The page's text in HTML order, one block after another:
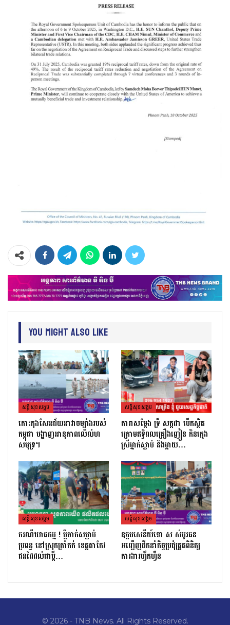
You Might Also Like
សន្តិសុខសង្គម
កោះកុងសែនជ័យនាវាចម្បាំងរបស់
កម្ពុជា បង្ហាញអានុភាពលើលំហ
សមុទ្រ។
សន្តិសុខសង្គម
តារាសម្ដែង ទ្រី សក្កដា បើកស្ថិត
ក្រោមឥទ្ធិពលគ្រឿងញៀន កិនក្មេង
ស្រីម្នាក់ស្លាប់ និងម្ដាយ…
សន្តិសុខសង្គម
ករណីឃាតកម្ម ! ប្ដីចាក់សម្លាប់
ប្រពន្ធ នៅស្រុកត្រាំកក់ ខេត្តតាកែវ
ជនដៃដល់ជាប្ដី…
សន្តិសុខសង្គម
ឧត្តមសេនីយ៍ទោ ស សំបូរធន
អញ្ជើញដឹកនាំកិច្ចប្រជុំត្រួតពិនិត្យ​
ការងារហ្វឹកហ្វឺន
© 2026 - TNB News. All Rights Reserved.